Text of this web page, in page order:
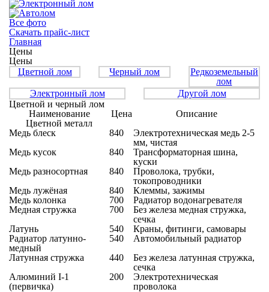
Все фото
Скачать прайс-лист
Главная
Цены
Цены
Цветной лом
Черный лом
Редкоземельный
лом
Электронный лом
Другой лом
Цветной и черный лом
Наименование
Цена
Описание
Цветной металл
Медь блеск
840
Электротехническая медь 2-5
мм, чистая
Медь кусок
840
Трансформаторная шина,
куски
Медь разносортная
840
Проволока, трубки,
токопроводники
Медь лужёная
840
Клеммы, зажимы
Медь колонка
700
Радиатор водонагревателя
Медная стружка
700
Без железа медная стружка,
сечка
Латунь
540
Краны, фитинги, самовары
Радиатор латунно-
медный
540
Автомобильный радиатор
Латунная стружка
440
Без железа латунная стружка,
сечка
Алюминий I-1
(первичка)
200
Электротехническая
проволока